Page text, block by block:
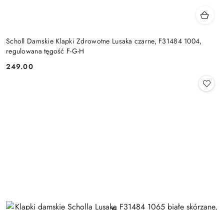
Scholl Damskie Klapki Zdrowotne Lusaka czarne, F31484 1004,
regulowana tęgość F-G-H
Cena:
249.00